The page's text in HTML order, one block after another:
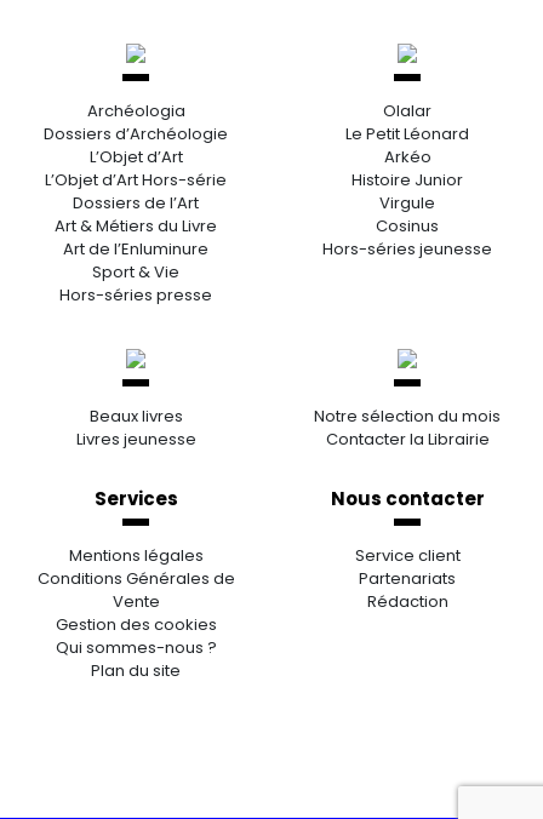
Archéologia
Dossiers d’Archéologie
L’Objet d’Art
L’Objet d’Art Hors-série
Dossiers de l’Art
Art & Métiers du Livre
Art de l’Enluminure
Sport & Vie
Hors-séries presse
Olalar
Le Petit Léonard
Arkéo
Histoire Junior
Virgule
Cosinus
Hors-séries jeunesse
Beaux livres
Livres jeunesse
Notre sélection du mois
Contacter la Librairie
Services
Mentions légales
Conditions Générales de
Vente
Gestion des cookies
Qui sommes-nous ?
Plan du site
Nous contacter
Service client
Partenariats
Rédaction